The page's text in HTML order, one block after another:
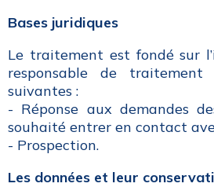
Bases juridiques
Le traitement est fondé sur
responsable de
suivantes :
- Réponse aux demandes
souhaité entrer en contact
- Prospection.
Les données et leur